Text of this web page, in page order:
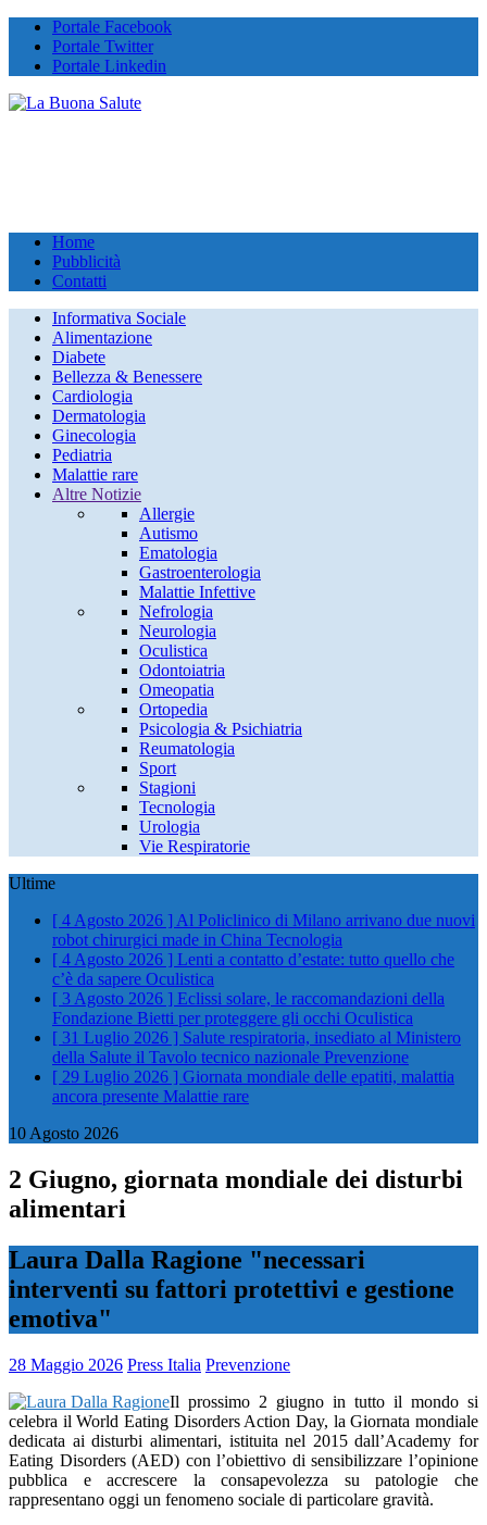
Portale Facebook
Portale Twitter
Portale Linkedin
Home
Pubblicità
Contatti
Informativa Sociale
Alimentazione
Diabete
Bellezza & Benessere
Cardiologia
Dermatologia
Ginecologia
Pediatria
Malattie rare
Altre Notizie
Allergie
Autismo
Ematologia
Gastroenterologia
Malattie Infettive
Nefrologia
Neurologia
Oculistica
Odontoiatria
Omeopatia
Ortopedia
Psicologia & Psichiatria
Reumatologia
Sport
Stagioni
Tecnologia
Urologia
Vie Respiratorie
Ultime
[ 4 Agosto 2026 ] Al Policlinico di Milano arrivano due nuovi
robot chirurgici made in China Tecnologia
[ 4 Agosto 2026 ] Lenti a contatto d’estate: tutto quello che
c’è da sapere Oculistica
[ 3 Agosto 2026 ] Eclissi solare, le raccomandazioni della
Fondazione Bietti per proteggere gli occhi Oculistica
[ 31 Luglio 2026 ] Salute respiratoria, insediato al Ministero
della Salute il Tavolo tecnico nazionale Prevenzione
[ 29 Luglio 2026 ] Giornata mondiale delle epatiti, malattia
ancora presente Malattie rare
10 Agosto 2026
2 Giugno, giornata mondiale dei disturbi
alimentari
Laura Dalla Ragione "necessari
interventi su fattori protettivi e gestione
emotiva"
28 Maggio 2026 Press Italia Prevenzione
Il prossimo 2 giugno in tutto il mondo si
celebra il World Eating Disorders Action Day, la Giornata mondiale
dedicata ai disturbi alimentari, istituita nel 2015 dall’Academy for
Eating Disorders (AED) con l’obiettivo di sensibilizzare l’opinione
pubblica e accrescere la consapevolezza su patologie che
rappresentano oggi un fenomeno sociale di particolare gravità.